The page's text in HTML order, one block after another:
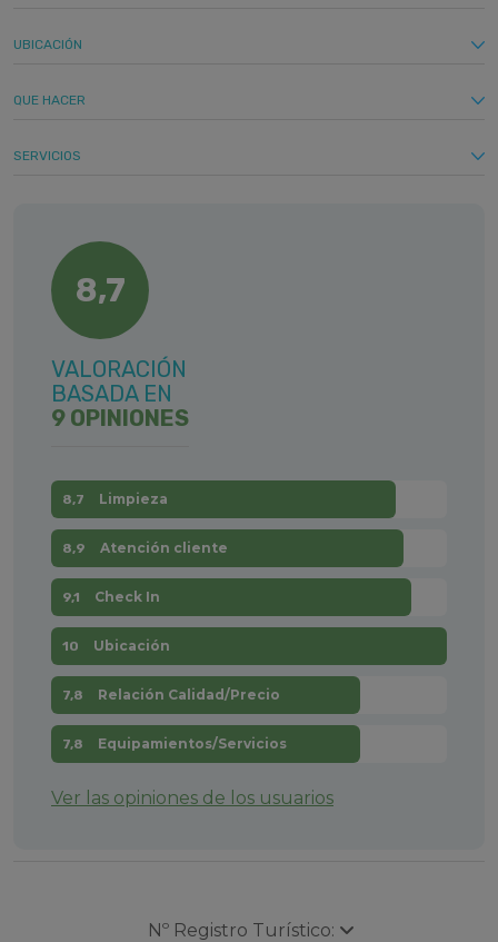
UBICACIÓN
QUE HACER
SERVICIOS
8,7
VALORACIÓN
BASADA EN
9 OPINIONES
8,7 Limpieza
8,9 Atención cliente
9,1 Check In
10 Ubicación
7,8 Relación Calidad/Precio
7,8 Equipamientos/Servicios
Ver las opiniones de los usuarios
Nº Registro Turístico: